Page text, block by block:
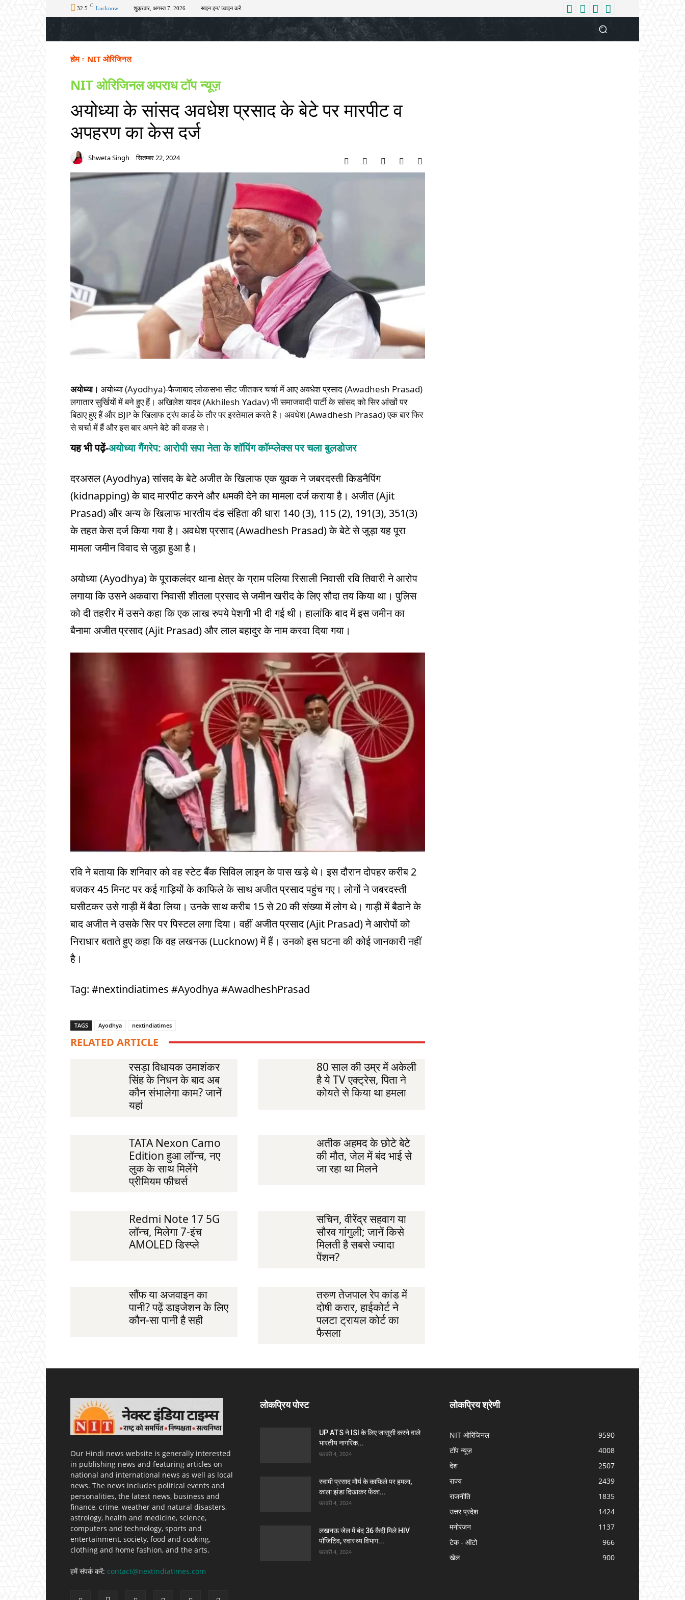
32.5 C Lucknow शुक्रवार, अगस्त 7, 2026 साइन इन/ ज्वाइन करें
अपराध चुनाव खेल टेक – ऑटो राज्य मनोरंजन लाइफस्टाइल बिजनेस आपकी आवाज
होम NIT ओरिजिनल
NIT ओरिजिनलअपराधटॉप न्यूज़
अयोध्या के सांसद अवधेश प्रसाद के बेटे पर मारपीट व
अपहरण का केस दर्ज
Shweta Singh सितम्बर 22, 2024
अयोध्या। अयोध्या (Ayodhya)-फैजाबाद लोकसभा सीट जीतकर चर्चा में आए अवधेश प्रसाद (Awadhesh Prasad)
लगातार सुर्खियों में बने हुए हैं। अखिलेश यादव (Akhilesh Yadav) भी समाजवादी पार्टी के सांसद को सिर आंखों पर
बिठाए हुए हैं और BJP के खिलाफ ट्रंप कार्ड के तौर पर इस्तेमाल करते है। अवधेश (Awadhesh Prasad) एक बार फिर
से चर्चा में हैं और इस बार अपने बेटे की वजह से।
यह भी पढ़ें-अयोध्या गैंगरेप: आरोपी सपा नेता के शॉपिंग कॉम्प्लेक्स पर चला बुलडोजर
दरअसल (Ayodhya) सांसद के बेटे अजीत के खिलाफ एक युवक ने जबरदस्ती किडनैपिंग
(kidnapping) के बाद मारपीट करने और धमकी देने का मामला दर्ज कराया है। अजीत (Ajit
Prasad) और अन्य के खिलाफ भारतीय दंड संहिता की धारा 140 (3), 115 (2), 191(3), 351(3)
के तहत केस दर्ज किया गया है। अवधेश प्रसाद (Awadhesh Prasad) के बेटे से जुड़ा यह पूरा
मामला जमीन विवाद से जुड़ा हुआ है।
अयोध्या (Ayodhya) के पूराकलंदर थाना क्षेत्र के ग्राम पलिया रिसाली निवासी रवि तिवारी ने आरोप
लगाया कि उसने अकवारा निवासी शीतला प्रसाद से जमीन खरीद के लिए सौदा तय किया था। पुलिस
को दी तहरीर में उसने कहा कि एक लाख रुपये पेशगी भी दी गई थी। हालांकि बाद में इस जमीन का
बैनामा अजीत प्रसाद (Ajit Prasad) और लाल बहादुर के नाम करवा दिया गया।
रवि ने बताया कि शनिवार को वह स्टेट बैंक सिविल लाइन के पास खड़े थे। इस दौरान दोपहर करीब 2
बजकर 45 मिनट पर कई गाड़ियों के काफिले के साथ अजीत प्रसाद पहुंच गए। लोगों ने जबरदस्ती
घसीटकर उसे गाड़ी में बैठा लिया। उनके साथ करीब 15 से 20 की संख्या में लोग थे। गाड़ी में बैठाने के
बाद अजीत ने उसके सिर पर पिस्टल लगा दिया। वहीं अजीत प्रसाद (Ajit Prasad) ने आरोपों को
निराधार बताते हुए कहा कि वह लखनऊ (Lucknow) में हैं। उनको इस घटना की कोई जानकारी नहीं
है।
Tag: #nextindiatimes #Ayodhya #AwadheshPrasad
TAGS Ayodhya nextindiatimes
RELATED ARTICLE
रसड़ा विधायक उमाशंकर
सिंह के निधन के बाद अब
कौन संभालेगा काम? जानें
यहां
80 साल की उम्र में अकेली
है ये TV एक्ट्रेस, पिता ने
कोयते से किया था हमला
TATA Nexon Camo
Edition हुआ लॉन्च, नए
लुक के साथ मिलेंगे
प्रीमियम फीचर्स
अतीक अहमद के छोटे बेटे
की मौत, जेल में बंद भाई से
जा रहा था मिलने
Redmi Note 17 5G
लॉन्च, मिलेगा 7-इंच
AMOLED डिस्प्ले
सचिन, वीरेंद्र सहवाग या
सौरव गांगुली; जानें किसे
मिलती है सबसे ज्यादा
पेंशन?
सौंफ या अजवाइन का
पानी? पढ़ें डाइजेशन के लिए
कौन-सा पानी है सही
तरुण तेजपाल रेप कांड में
दोषी करार, हाईकोर्ट ने
पलटा ट्रायल कोर्ट का
फैसला
Our Hindi news website is generally interested
in publishing news and featuring articles on
national and international news as well as local
news. The news includes political events and
personalities, the latest news, business and
finance, crime, weather and natural disasters,
astrology, health and medicine, science,
computers and technology, sports and
entertainment, society, food and cooking,
clothing and home fashion, and the arts.
हमें संपर्क करें: contact@nextindiatimes.com
लोकप्रिय पोस्ट
UP ATS ने ISI के लिए जासूसी करने वाले
भारतीय नागरिक...
फ़रवरी 4, 2024
स्वामी प्रसाद मौर्य के काफिले पर हमला,
काला झंडा दिखाकर फेंका...
फ़रवरी 4, 2024
लखनऊ जेल में बंद 36 कैदी मिले HIV
पॉजिटिव, स्वास्थ्य विभाग...
फ़रवरी 4, 2024
लोकप्रिय श्रेणी
NIT ओरिजिनल
9590
टॉप न्यूज़
4008
देश
2507
राज्य
2439
राजनीति
1835
उत्तर प्रदेश
1424
मनोरंजन
1137
टेक - ऑटो
966
खेल
900